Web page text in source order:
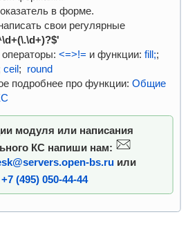
в форме.
свои регулярные
<=>!= и функции: fill;;
ceil; round
подробнее про функции: Общие
модуля или написания
КС напиши нам:
bs.ruили
+7 (495) 050-44-44